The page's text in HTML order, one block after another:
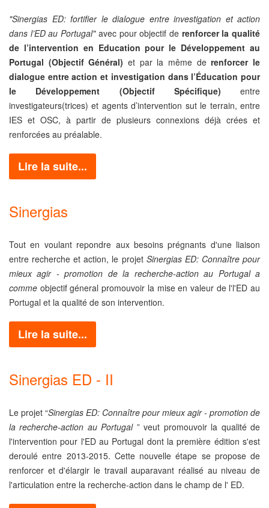
"Sinergias ED: fortifier le dialogue entre investigation et action
dans l’ED au Portugal" avec pour objectif de renforcer la qualité
de l’intervention en Education pour le Développement au
Portugal (Objectif Général) et par la même de renforcer le
dialogue entre action et investigation dans l’Éducation pour
le Développement (Objectif Spécifique)
entre
investigateurs(trices) et agents d’intervention sut le terrain, entre
IES et OSC, à partir de plusieurs connexions déjà crées et
renforcées au préalable.
Lire la suite...
Sinergias
Tout en voulant repondre aux besoins prégnants d'une liaison
entre recherche et action, le projet Sinergias ED: Connaître pour
mieux agir - promotion de la recherche-action au Portugal a
comme objectif géneral promouvoir la mise en valeur de l'l'ED au
Portugal et la qualité de son intervention.
Lire la suite...
Sinergias ED - II
Le projet “Sinergias ED: Connaître pour mieux agir - promotion de
la recherche-action au Portugal ” veut promouvoir la qualité de
l'intervention pour l'ED au Portugal dont la première édition s'est
deroulé entre 2013-2015. Cette nouvelle étape se propose de
renforcer et d'élargir le travail auparavant réalisé au niveau de
l'articulation entre la recherche-action dans le champ de l' ED.